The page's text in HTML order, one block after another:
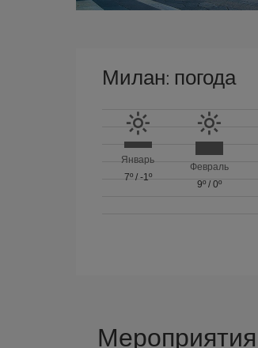
Милан: погода
Январь
7º/ -1º
Февраль
9º /0º